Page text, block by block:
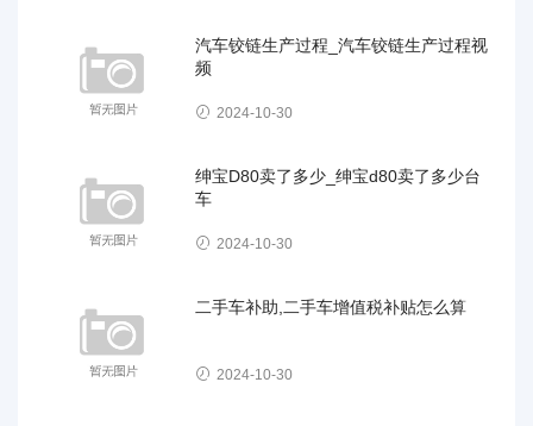
汽车铰链生产过程_汽车铰链生产过程视
频
2024-10-30
绅宝D80卖了多少_绅宝d80卖了多少台
车
2024-10-30
二手车补助,二手车增值税补贴怎么算
2024-10-30